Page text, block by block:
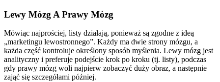
Lewy Mózg A Prawy Mózg
Mówiąc najprościej, listy działają, ponieważ są zgodne z ideą
„marketingu lewostronnego”. Każdy ma dwie strony mózgu, a
każda część kontroluje określony sposób myślenia. Lewy mózg jest
analityczny i preferuje podejście krok po kroku (tj. listy), podczas
gdy prawy mózg woli najpierw zobaczyć duży obraz, a następnie
zająć się szczegółami później.